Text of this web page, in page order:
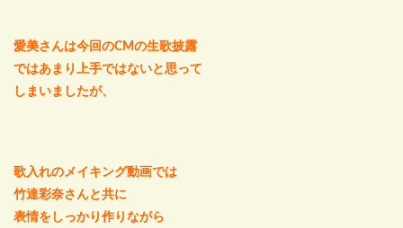
愛美さんは今回のCMの生歌披露
ではあまり上手ではないと思って
しまいましたが、
歌入れのメイキング動画では
竹達彩奈さんと共に
表情をしっかり作りながら